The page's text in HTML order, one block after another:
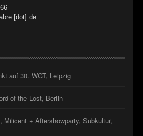
[dot] de
auf 30. WGT, Leipzig
of the Lost, Berlin
Milicent + Aftershowparty, Subkultur,